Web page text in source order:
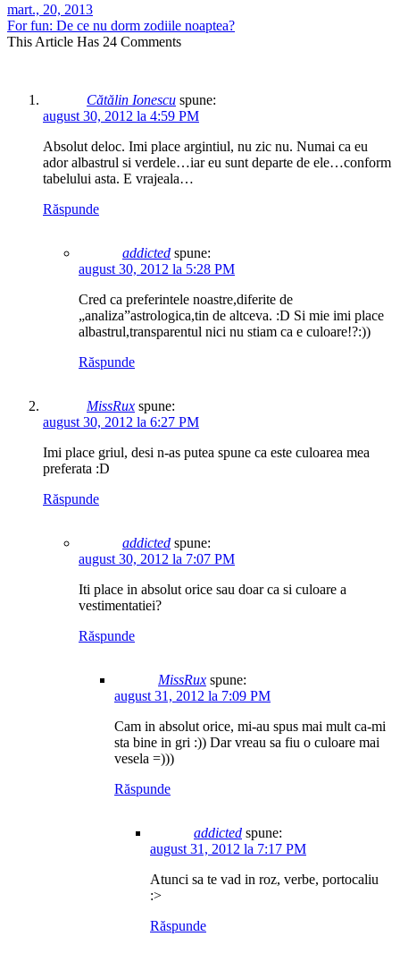
mart., 20, 2013
For fun: De ce nu dorm zodiile noaptea?
This Article Has 24 Comments
Cătălin Ionescu spune:
august 30, 2012 la 4:59 PM
Absolut deloc. Imi place argintiul, nu zic nu. Numai ca eu
ador albastrul si verdele…iar eu sunt departe de ele…conform
tabelului asta. E vrajeala…
Răspunde
addicted spune:
august 30, 2012 la 5:28 PM
Cred ca preferintele noastre,diferite de
„analiza”astrologica,tin de altceva. :D Si mie imi place
albastrul,transparentul nici nu stiam ca e culoare!?:))
Răspunde
MissRux spune:
august 30, 2012 la 6:27 PM
Imi place griul, desi n-as putea spune ca este culoarea mea
preferata :D
Răspunde
addicted spune:
august 30, 2012 la 7:07 PM
Iti place in absolut orice sau doar ca si culoare a
vestimentatiei?
Răspunde
MissRux spune:
august 31, 2012 la 7:09 PM
Cam in absolut orice, mi-au spus mai mult ca-mi
sta bine in gri :)) Dar vreau sa fiu o culoare mai
vesela =)))
Răspunde
addicted spune:
august 31, 2012 la 7:17 PM
Atunci sa te vad in roz, verbe, portocaliu
:>
Răspunde